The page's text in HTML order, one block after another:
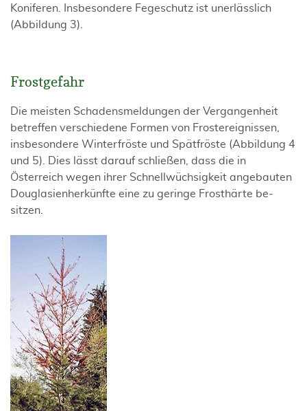
Koniferen. Insbe­sondere Fegeschutz ist unerlässlich
(Abbildung 3).
Frostgefahr
Die meisten Schadensmeldungen der Vergangenheit
betreffen verschiedene Formen von Frostereignissen,
insbesondere Winterfröste und Spätfröste (Abbildung 4
und 5). Dies lässt darauf schließen, dass die in
Österreich wegen ihrer Schnellwüchsigkeit angebauten
Douglasienherkünfte eine zu geringe Frosthärte be­
sitzen.